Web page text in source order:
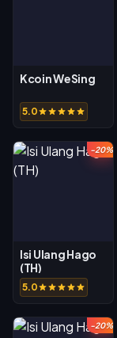
Kcoin WeSing
5.0
-20%
Isi Ulang Hago
(TH)
5.0
-20%